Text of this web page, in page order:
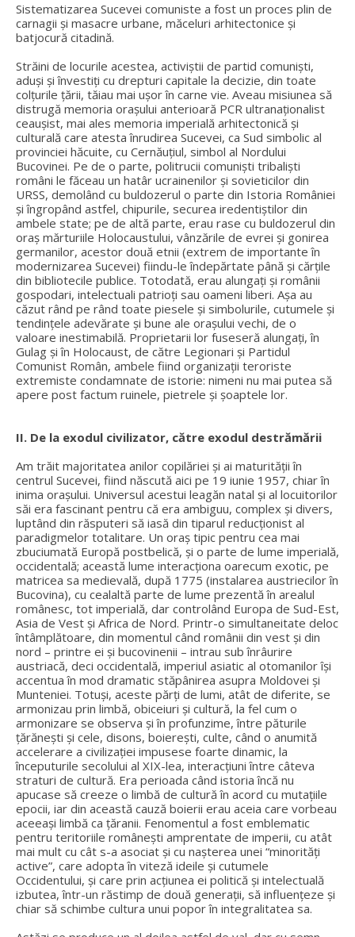
Sistematizarea Sucevei comuniste a fost un proces plin de
carnagii și masacre urbane, măceluri arhitectonice și
batjocură citadină.
Străini de locurile acestea, activiștii de partid comuniști,
aduși și învestiți cu drepturi capitale la decizie, din toate
colțurile țării, tăiau mai ușor în carne vie. Aveau misiunea să
distrugă memoria orașului anterioară PCR ultranaționalist
ceaușist, mai ales memoria imperială arhitectonică și
culturală care atesta înrudirea Sucevei, ca Sud simbolic al
provinciei hăcuite, cu Cernăuțiul, simbol al Nordului
Bucovinei. Pe de o parte, politrucii comuniști tribaliști
români le făceau un hatâr ucrainenilor și sovieticilor din
URSS, demolând cu buldozerul o parte din Istoria României
și îngropând astfel, chipurile, securea iredentiștilor din
ambele state; pe de altă parte, erau rase cu buldozerul din
oraș mărturiile Holocaustului, vânzările de evrei și gonirea
germanilor, acestor două etnii (extrem de importante în
modernizarea Sucevei) fiindu-le îndepărtate până și cărțile
din bibliotecile publice. Totodată, erau alungați și românii
gospodari, intelectuali patrioți sau oameni liberi. Așa au
căzut rând pe rând toate piesele și simbolurile, cutumele și
tendințele adevărate și bune ale orașului vechi, de o
valoare inestimabilă. Proprietarii lor fuseseră alungați, în
Gulag și în Holocaust, de către Legionari și Partidul
Comunist Român, ambele fiind organizații teroriste
extremiste condamnate de istorie: nimeni nu mai putea să
apere post factum ruinele, pietrele și șoaptele lor.
II. De la exodul civilizator, către exodul destrămării
Am trăit majoritatea anilor copilăriei și ai maturității în
centrul Sucevei, fiind născută aici pe 19 iunie 1957, chiar în
inima orașului. Universul acestui leagăn natal și al locuitorilor
săi era fascinant pentru că era ambiguu, complex și divers,
luptând din răsputeri să iasă din tiparul reducționist al
paradigmelor totalitare. Un oraș tipic pentru cea mai
zbuciumată Europă postbelică, și o parte de lume imperială,
occidentală; această lume interacționa oarecum exotic, pe
matricea sa medievală, după 1775 (instalarea austriecilor în
Bucovina), cu cealaltă parte de lume prezentă în arealul
românesc, tot imperială, dar controlând Europa de Sud-Est,
Asia de Vest și Africa de Nord. Printr-o simultaneitate deloc
întâmplătoare, din momentul când românii din vest și din
nord – printre ei și bucovinenii – intrau sub înrâurire
austriacă, deci occidentală, imperiul asiatic al otomanilor își
accentua în mod dramatic stăpânirea asupra Moldovei și
Munteniei. Totuși, aceste părți de lumi, atât de diferite, se
armonizau prin limbă, obiceiuri și cultură, la fel cum o
armonizare se observa și în profunzime, între păturile
țărănești și cele, disons, boierești, culte, când o anumită
accelerare a civilizației impusese foarte dinamic, la
începuturile secolului al XIX-lea, interacțiuni între câteva
straturi de cultură. Era perioada când istoria încă nu
apucase să creeze o limbă de cultură în acord cu mutațiile
epocii, iar din această cauză boierii erau aceia care vorbeau
aceeași limbă ca țăranii. Fenomentul a fost emblematic
pentru teritoriile românești amprentate de imperii, cu atât
mai mult cu cât s-a asociat și cu nașterea unei “minorități
active”, care adopta în viteză ideile și cutumele
Occidentului, și care prin acțiunea ei politică și intelectuală
izbutea, într-un răstimp de două generații, să influențeze și
chiar să schimbe cultura unui popor în integralitatea sa.